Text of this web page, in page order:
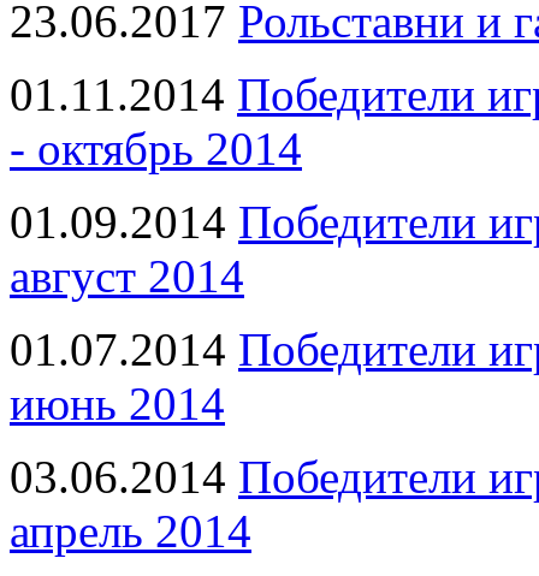
23.06.2017 Рольставни и
01.11.2014 Победители
- октябрь 2014
01.09.2014 Победители
август 2014
01.07.2014 Победители
июнь 2014
03.06.2014 Победители
апрель 2014